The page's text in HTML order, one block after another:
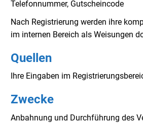
Telefonnummer, Gutscheincode
Nach Registrierung werden ihre
im internen Bereich als Weisungen
Quellen
Ihre Eingaben im
Zwecke
Anbahnung und Durchführung des